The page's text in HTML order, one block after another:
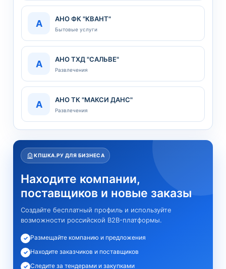
А АНО ФК "КВАНТ"
Бытовые услуги
А АНО ТХД "САЛЬВЕ"
Развлечения
А АНО ТК "МАКСИ ДАНС"
Развлечения
КПШКА.РУ ДЛЯ БИЗНЕСА
Находите компании,
поставщиков и новые заказы
Создайте бесплатный профиль и используйте
возможности российской B2B-платформы.
✓ Размещайте компанию и предложения
✓ Находите заказчиков и поставщиков
✓ Следите за тендерами и закупками